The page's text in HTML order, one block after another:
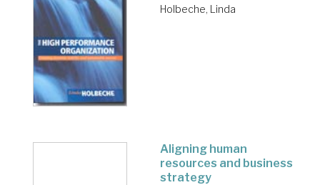
Holbeche, Linda
Aligning human
resources and business
strategy